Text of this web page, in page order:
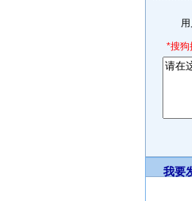
用
*搜狗
我要